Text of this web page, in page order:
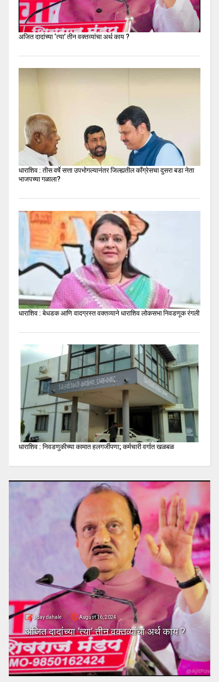
अजित दादांच्या ‘त्या’ तीन वक्तव्यांचा अर्थ काय ?
धाराशिव : तीस वर्षे सत्ता उपभोगल्यानंतर जिल्ह्यतील कॉंग्रेसचा दुसरा बडा नेता
भाजपच्या गळाला?
धाराशिव : बेधडक आणि वादग्रस्त वक्तव्याने धाराशिव लोकसभा निवडणूक रंगली
धाराशिव : निवडणुकीच्या कामात हलगर्जीपणा; कर्मचारी वर्गात खळबळ
uday dahale August 16, 2024
अजित दादांच्या ‘त्या’ तीन वक्तव्यांचा अर्थ काय ?